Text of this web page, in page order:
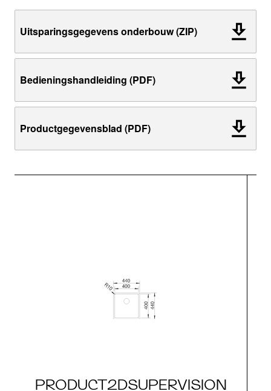
Uitsparingsgegevens onderbouw (ZIP)
Bedieningshandleiding (PDF)
Productgegevensblad (PDF)
PRODUCT2DSUPERVISION